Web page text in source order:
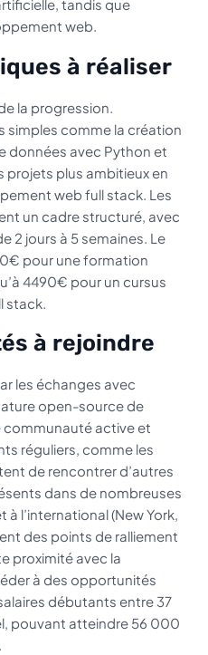
tandis que
web.
à réaliser
la progression.
simples comme la création
données avec Python et
projets plus ambitieux en
web full stack. Les
un cadre structuré, avec
2 jours à 5 semaines. Le
pour une formation
4490€ pour un cursus
stack.
à rejoindre
les échanges avec
open-source de
communauté active et
réguliers, comme les
de rencontrer d’autres
dans de nombreuses
à l’international (New York,
des points de ralliement
proximité avec la
à des opportunités
débutants entre 37
pouvant atteindre 56 000